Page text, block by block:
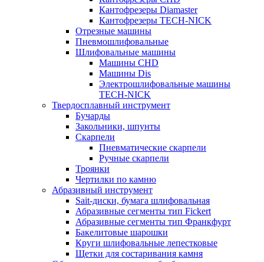
Кантофрезеры Diamaster
Кантофрезеры TECH-NICK
Отрезные машины
Пневмошлифовальные
Шлифовальные машины
Машины CHD
Машины Dis
Электрошлифовальные машины
TECH-NICK
Твердосплавный инструмент
Бучарды
Закольники, шпунты
Скарпели
Пневматические скарпели
Ручные скарпели
Троянки
Чертилки по камню
Абразивный инструмент
Sait-диски, бумага шлифовальная
Абразивные сегменты тип Fickert
Абразивные сегменты тип Франкфурт
Бакелитовые шарошки
Круги шлифовальные лепестковые
Щетки для состаривания камня